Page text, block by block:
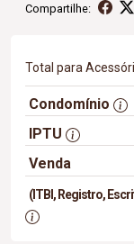
Compartilhe:
Total para
Condomínio
IPTU
Venda
(ITBI, Registro,